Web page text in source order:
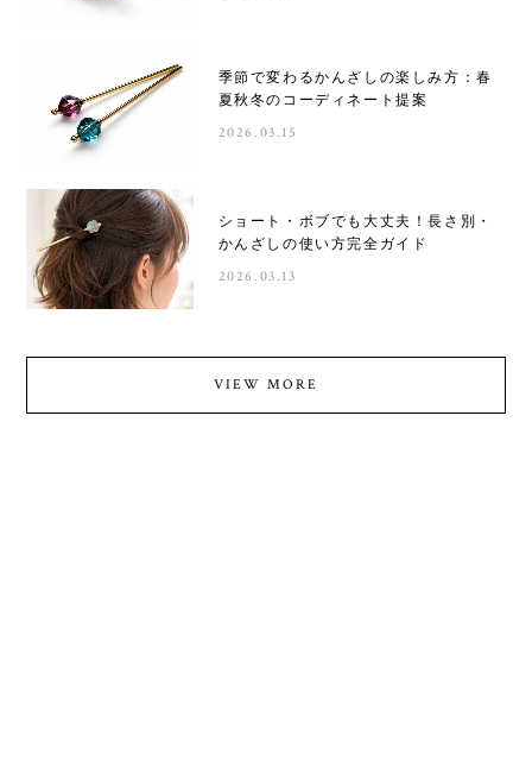
季節で変わるかんざしの楽しみ方：春
夏秋冬のコーディネート提案
2026.03.15
ショート・ボブでも大丈夫！長さ別・
かんざしの使い方完全ガイド
2026.03.13
VIEW MORE